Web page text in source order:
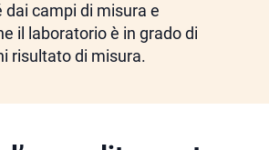
campi di misura e
il laboratorio è in grado di
risultato di misura.